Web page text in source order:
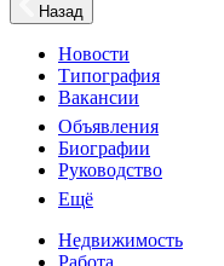
Назад
Новости
Типография
Вакансии
Объявления
Биографии
Руководство
Ещё
Недвижимость
Работа